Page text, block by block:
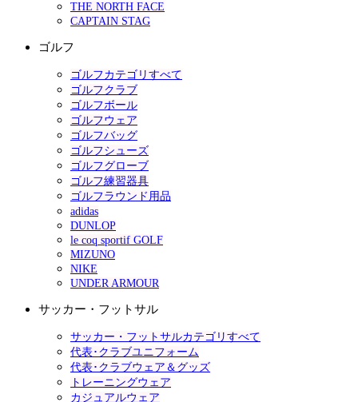
THE NORTH FACE
CAPTAIN STAG
ゴルフ
ゴルフカテゴリすべて
ゴルフクラブ
ゴルフボール
ゴルフウェア
ゴルフバッグ
ゴルフシューズ
ゴルフグローブ
ゴルフ練習器具
ゴルフラウンド用品
adidas
DUNLOP
le coq sportif GOLF
MIZUNO
NIKE
UNDER ARMOUR
サッカー・フットサル
サッカー・フットサルカテゴリすべて
代表･クラブユニフォーム
代表･クラブウェア＆グッズ
トレーニングウェア
カジュアルウェア